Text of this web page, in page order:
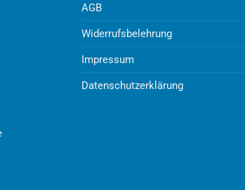
AGB
Widerrufsbelehrung
Impressum
Datenschutzerklärung